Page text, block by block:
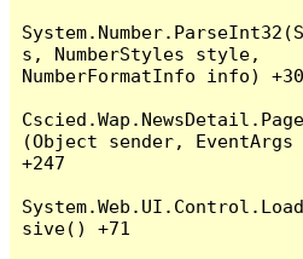
s, NumberStyles style,
NumberFormatInfo info)
(Object sender, EventArgs
+247
sive() +71